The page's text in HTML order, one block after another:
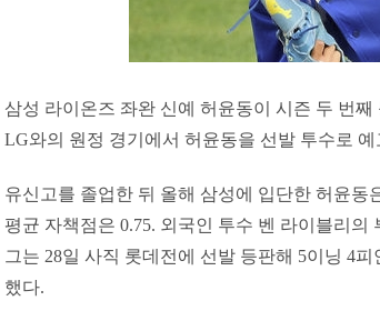
삼성 라이온즈 좌완 신예 허윤동이 시즌 두 번
LG와의 원정 경기에서 허윤동을 선발 투수로 예
유신고를 졸업한 뒤 올해 삼성에 입단한 허윤동
평균 자책점은 0.75. 외국인 투수 벤 라이블리
그는 28일 사직 롯데전에 선발 등판해 5이닝 4
했다.